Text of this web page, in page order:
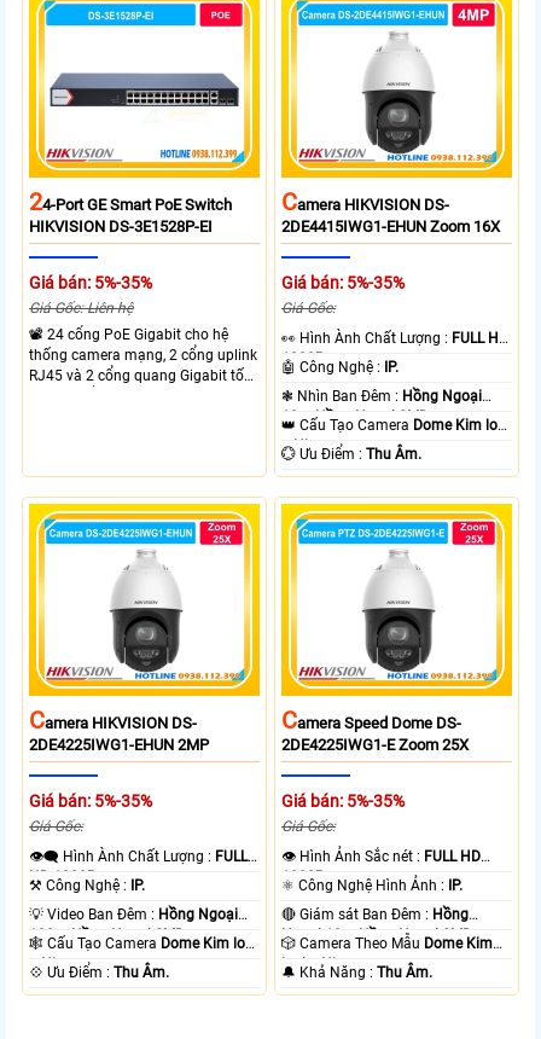
lên đến 300m cho hệ thống
24-Port GE Smart PoE Switch
HIKVISION DS-3E1528P-EI
Giá bán: 5%-35%
Giá Gốc: Liên hệ
📽 24 cổng PoE Gigabit cho hệ
thống camera mạng, 2 cổng uplink
RJ45 và 2 cổng quang Gigabit tốc
CAmera HIKVISION DS-
2DE4415IWG1-EHUN Zoom 16X
Giá bán: 5%-35%
Giá Gốc:
️👀 Hình Ành Chất Lượng : FULL HD
1080P .
🤖️ Công Nghệ :
IP.
❃ Nhìn Ban Đêm : Hồng Ngoại
10m Hồng Ngoại SMD.
👑 Cấu Tạo Camera Dome Kim loại
+ Nhựa.
️💮 Ưu Điểm :Thu Âm.
CAmera HIKVISION DS-
2DE4225IWG1-EHUN 2MP
Giá bán: 5%-35%
Giá Gốc:
👁️‍🗨 Hình Ành Chất Lượng : FULL
HD 1080P .
⚒ Công Nghệ : IP.
💡 Video Ban Đêm : Hồng Ngoại
100m Hồng Ngoại SMD.
🕸️ Cấu Tạo Camera Dome Kim loại
+ Nhựa.
️💠 Ưu Điểm :Thu Âm.
CAmera Speed Dome DS-
2DE4225IWG1-E Zoom 25X
Giá bán: 5%-35%
Giá Gốc:
👁 Hình Ảnh Sắc nét : FULL HD
1080P .
⚛️ Công Nghệ Hình Ảnh : IP.
🔴 Giám sát Ban Đêm : Hồng
Ngoại 10m Hồng Ngoại SMD.
🎲 Camera Theo Mẫu Dome Kim
loại + Nhựa.
️🔔 Khả Năng :Thu Âm.